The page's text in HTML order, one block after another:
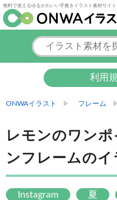
無料で使えるゆるかわいい手書きイラスト素材サイト
利用
ONWAイラスト フレーム
レモンのワン
ンフレームのイ
Instagram 夏